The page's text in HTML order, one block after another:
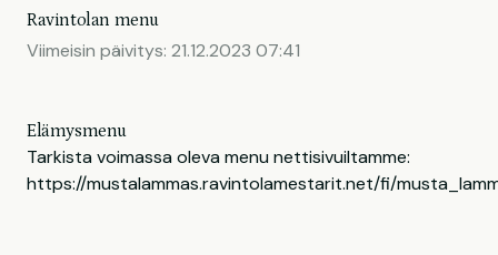
Ravintolan menu
Viimeisin päivitys: 21.12.2023 07:41
Elämysmenu
Tarkista voimassa oleva menu nettisivuiltamme:
https://mustalammas.ravintolamestarit.net/fi/